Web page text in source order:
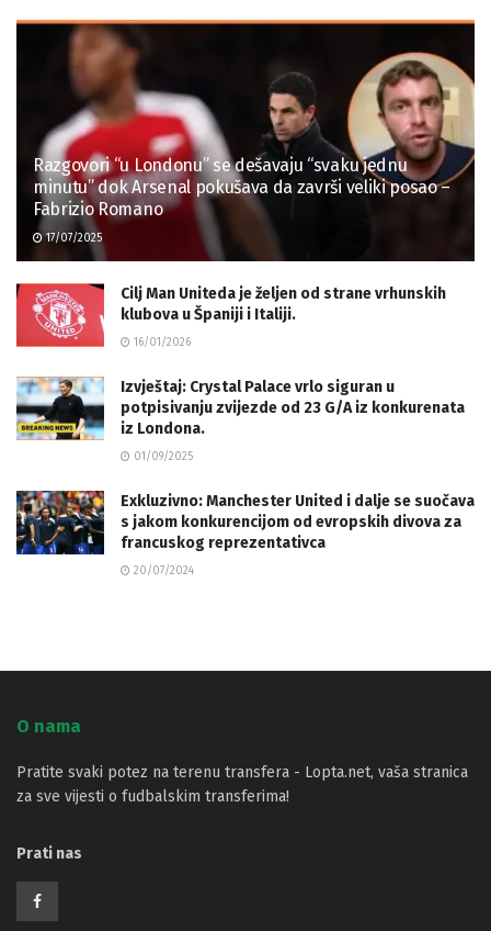
Razgovori “u Londonu” se dešavaju “svaku jednu
minutu” dok Arsenal pokušava da završi veliki posao –
Fabrizio Romano
17/07/2025
Cilj Man Uniteda je željen od strane vrhunskih
klubova u Španiji i Italiji.
16/01/2026
Izvještaj: Crystal Palace vrlo siguran u
potpisivanju zvijezde od 23 G/A iz konkurenata
iz Londona.
01/09/2025
Exkluzivno: Manchester United i dalje se suočava
s jakom konkurencijom od evropskih divova za
francuskog reprezentativca
20/07/2024
O nama
Pratite svaki potez na terenu transfera - Lopta.net, vaša stranica
za sve vijesti o fudbalskim transferima!
Prati nas